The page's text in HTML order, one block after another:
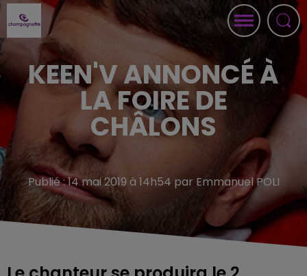
KEEN'V ANNONCÉ À
LA FOIRE DE
CHÂLONS
Publié : 14 mai 2019 à 14h54 par Emmanuel POLI